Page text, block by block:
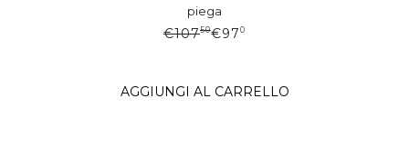
piega
€10750€97 0
AGGIUNGI AL CARRELLO